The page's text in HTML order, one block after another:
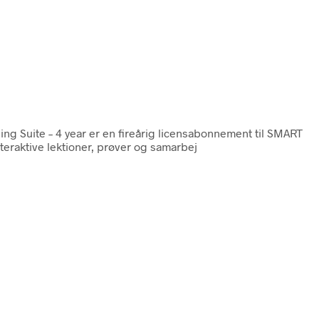
Suite – 4 year er en fireårig licensabonnement til SMART
lektioner, prøver og samarbej